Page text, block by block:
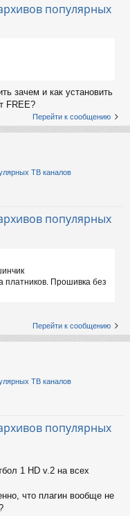
популярных
зачем и как установить
FREE?
Перейти к сообщению
ТВ каналов
популярных
Прошивка без
Перейти к сообщению
ТВ каналов
популярных
1 HD v.2 на всех
что плагин вообще не